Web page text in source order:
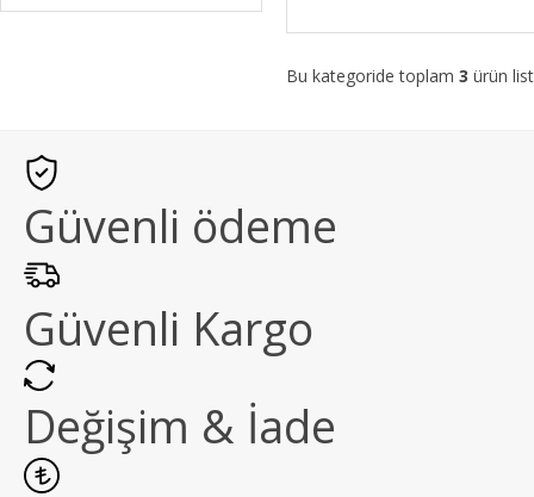
Bu kategoride toplam 3 ürün
Güvenli ödeme
Güvenli Kargo
Değişim & İade